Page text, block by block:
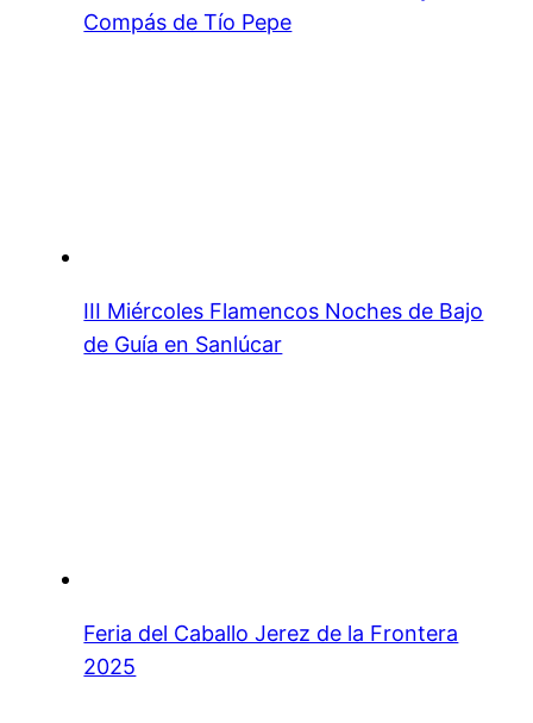
Compás de Tío Pepe
III Miércoles Flamencos Noches de Bajo
de Guía en Sanlúcar
Feria del Caballo Jerez de la Frontera
2025